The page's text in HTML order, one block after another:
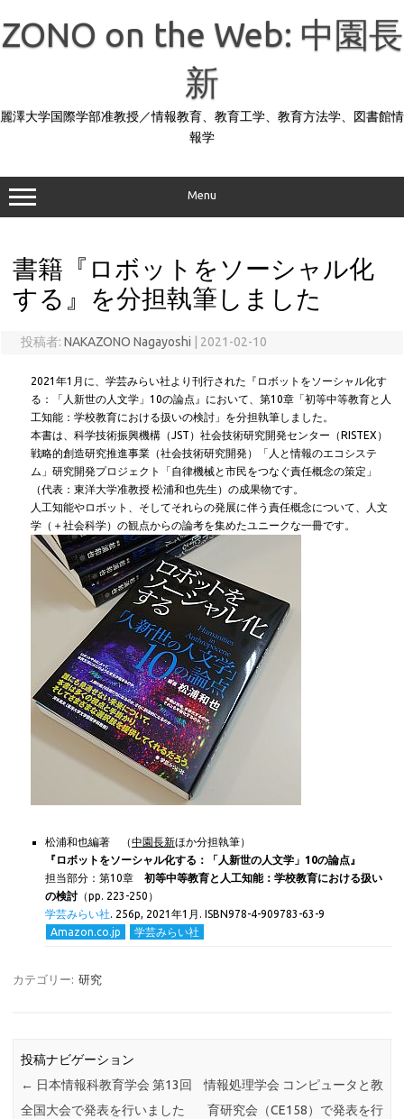
テ
ン
プ
ZONO on the Web: 中園長
新
麗澤大学国際学部准教授／情報教育、教育工学、教育方法学、図書館情
報学
Menu
書籍『ロボットをソーシャル化
する』を分担執筆しました
投稿者: NAKAZONO Nagayoshi 2021-02-10
2021年1月に、学芸みらい社より刊行された『ロボットをソーシャル化す
る：「人新世の人文学」10の論点』において、第10章「初等中等教育と人
工知能：学校教育における扱いの検討」を分担執筆しました。
本書は、科学技術振興機構（JST）社会技術研究開発センター（RISTEX）
戦略的創造研究推進事業（社会技術研究開発）「人と情報のエコシステ
ム」研究開発プロジェクト「自律機械と市民をつなぐ責任概念の策定」
（代表：東洋大学准教授 松浦和也先生）の成果物です。
人工知能やロボット、そしてそれらの発展に伴う責任概念について、人文
学（＋社会科学）の観点からの論考を集めたユニークな一冊です。
松浦和也編著 （中園長新ほか分担執筆）
『ロボットをソーシャル化する：「人新世の人文学」10の論点』
担当部分：第10章 初等中等教育と人工知能：学校教育における扱い
の検討（pp. 223-250）
学芸みらい社. 256p, 2021年1月. ISBN978-4-909783-63-9
Amazon.co.jp
学芸みらい社
カテゴリー: 研究
投稿ナビゲーション
← 日本情報科教育学会 第13回
全国大会で発表を行いました
情報処理学会 コンピュータと教
育研究会（CE158）で発表を行